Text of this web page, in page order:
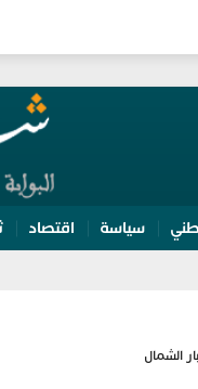
سياسة اقتصاد
الشمال